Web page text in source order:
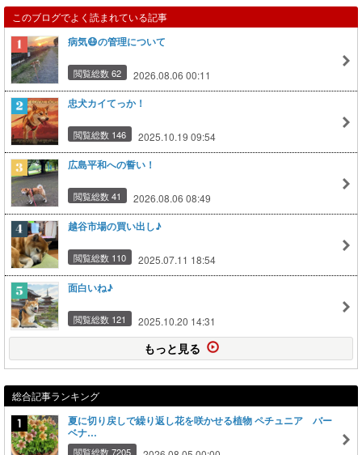
このブログでよく読まれている記事
病気😷の管理について
閲覧総数 62 2026.08.06 00:11
忠犬カイてっか！
閲覧総数 146 2025.10.19 09:54
広島平和への誓い！
閲覧総数 41 2026.08.06 08:49
越谷市場の買い出し♪
閲覧総数 110 2025.07.11 18:54
面白いね♪
閲覧総数 121 2025.10.20 14:31
もっと見る
総合記事ランキング
夏に切り戻しで繰り返し花を咲かせる植物 ペチュニア バー
ベナ…
閲覧総数 7205